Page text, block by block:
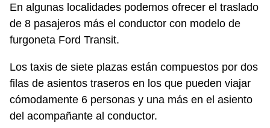
En algunas localidades podemos ofrecer el traslado
de 8 pasajeros más el conductor con modelo de
furgoneta Ford Transit.
Los taxis de siete plazas están compuestos por dos
filas de asientos traseros en los que pueden viajar
cómodamente 6 personas y una más en el asiento
del acompañante al conductor.